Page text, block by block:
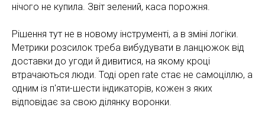
нічого не купила. Звіт зелений, каса порожня.
Рішення тут не в новому інструменті, а в зміні логіки.
Метрики розсилок треба вибудувати в ланцюжок від
доставки до угоди й дивитися, на якому кроці
втрачаються люди. Тоді open rate стає не самоціллю, а
одним із п'яти-шести індикаторів, кожен з яких
відповідає за свою ділянку воронки.